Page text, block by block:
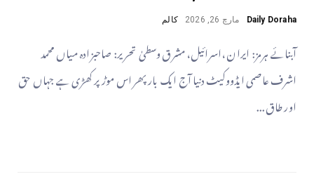
Daily Doraha مارچ 26, 2026 کالم
آبنائے ہرمز: ایران ،اسرائیل، مشرق وسطیٰ تحریر: صاحبزادہ میاں محمد
اشرف عاصمی ایڈووکیٹ دنیا آج ایک بار پھر اس موڑ پر کھڑی ہے جہاں حق
اور طاق...